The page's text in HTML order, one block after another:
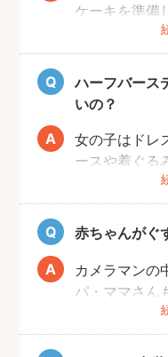
ケーキを準備
ちゃんはケ
はケーキに見
また、ご自
写真映えする
れな写真が撮
ハーフバース
いの？
女の子はドレ
ースや着ぐる
の成長を感じ
着るくらいの
いらっしゃい
また、クラウ
とより記念日
赤ちゃんがぐ
カメラマンの
パ・ママさん
のあやし方
方は、ぜひカ